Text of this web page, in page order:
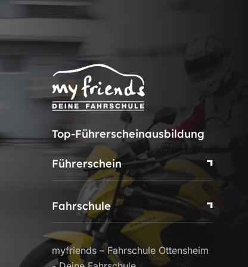
Top-Führerscheinausbildung
Führerschein
Fahrschule
myfriends – Fahrschule Ottensheim